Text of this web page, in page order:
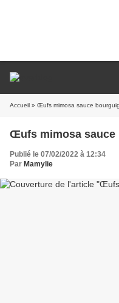
Accueil » Œufs mimosa sauce
Œufs mimosa sauce
Publié le 07/02/2022 à 12:34
Par Mamylie